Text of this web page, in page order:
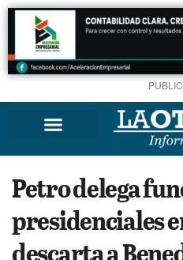
Petro delega
presidenciales
descarta a